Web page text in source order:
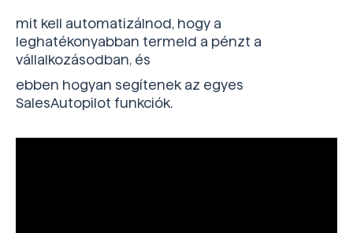
mit kell automatizálnod, hogy a
leghatékonyabban termeld a pénzt a
vállalkozásodban, és
ebben hogyan segítenek az egyes
SalesAutopilot funkciók.